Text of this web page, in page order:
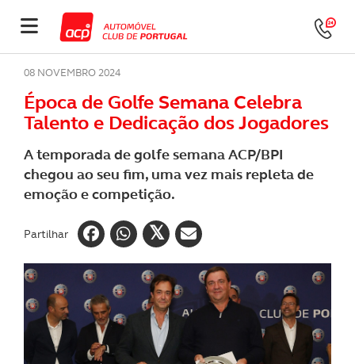
08 NOVEMBRO 2024
Época de Golfe Semana Celebra
Talento e Dedicação dos Jogadores
A temporada de golfe semana ACP/BPI
chegou ao seu fim, uma vez mais repleta de
emoção e competição.
Partilhar